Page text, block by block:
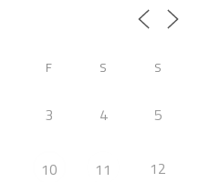
F S S
3 4 5
10 11 12